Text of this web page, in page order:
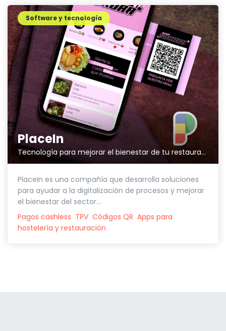
PlaceIn
Tecnología para mejorar el bienestar de tu restaurante
Software y tecnología
PlaceIn es una compañía que desarrolla soluciones
para ayudar a la digitalización de procesos y mejorar
el bienestar del sector...
Pagos cashless TPV Códigos QR Apps para
hostelería y restauración